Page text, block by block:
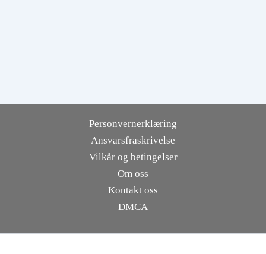
Personvernerklæring
Ansvarsfraskrivelse
Vilkår og betingelser
Om oss
Kontakt oss
DMCA